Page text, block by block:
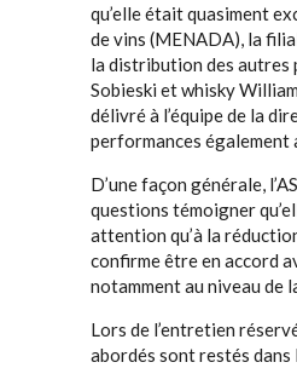
qu’elle était quasiment
de vins (MENADA), la
la distribution des autres
Sobieski et whisky
délivré à l’équipe de la
performances également
D’une façon générale,
questions témoigner
attention qu’à la
confirme être en accord
notamment au niveau de
Lors de l’entretien
abordés sont restés